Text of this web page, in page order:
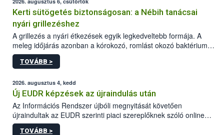
Kerti sütögetés biztonságosan: a Nébih tanácsai
nyári grillezéshez
A grillezés a nyári étkezések egyik legkedveltebb formája. A
meleg időjárás azonban a kórokozó, romlást okozó baktériumok
gyorsabb szaporodásának is kedvez. A szabadtéri sütögetés
ezért nem csupán a megfelelő sütési technikáról szól: legalább
higiéniai szabályok betartása, a megfelelő hőkezelés, valamint a
maradékok szakszerű tárolása. A Nemzeti Élelmiszerlánc-
biztonsági Hivatal (Nébih) Oktatási Programja összegyűjtötte a
biztonságos grillezés legfontosabb tudnivalóit.
TOVÁBB >
2026. augusztus 4, kedd
Új EUDR képzések az újraindulás után
Az Információs Rendszer újbóli megnyitását követően
újraindultak az EUDR szerinti piaci szereplőknek szóló online
képzések.
TOVÁBB >